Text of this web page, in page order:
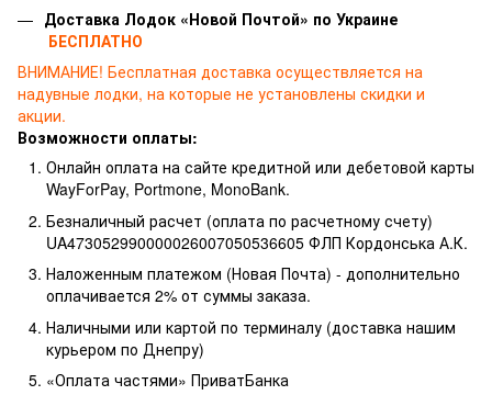
Доставка Лодок «Новой Почтой» по Украине
БЕСПЛАТНО
ВНИМАНИЕ! Бесплатная доставка осуществляется на
надувные лодки, на которые не установлены скидки и
акции.
Возможности оплаты:
Онлайн оплата на сайте кредитной или дебетовой карты
WayForPay, Portmone, MonoBank.
Безналичный расчет (оплата по расчетному счету)
UA473052990000026007050536605 ФЛП Кордонська А.К.
Наложенным платежом (Новая Почта) - дополнительно
оплачивается 2% от суммы заказа.
Наличными или картой по терминалу (доставка нашим
курьером по Днепру)
«Оплата частями» ПриватБанка